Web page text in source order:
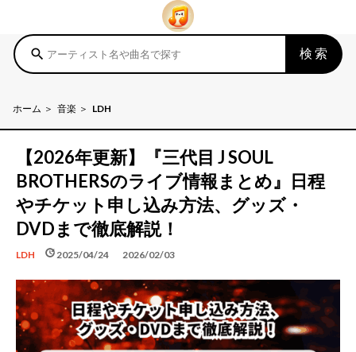
search 検索
ホーム 音楽 LDH
【2026年更新】『三代目 J SOUL
BROTHERSのライブ情報まとめ』日程
やチケット申し込み方法、グッズ・
DVDまで徹底解説！
LDH schedule 2025/04/24
update 2026/02/03